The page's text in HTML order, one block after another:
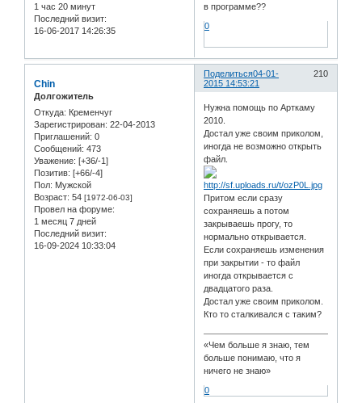
1 час 20 минут
Последний визит:
16-06-2017 14:26:35
в программе??
0
Поделиться 210
04-01-
2015 14:53:21
Chin
Долгожитель
Откуда: Кременчуг
Зарегистрирован: 22-04-2013
Приглашений: 0
Сообщений: 473
Уважение: [+36/-1]
Позитив: [+66/-4]
Пол: Мужской
Возраст: 54 [1972-06-03]
Провел на форуме:
1 месяц 7 дней
Последний визит:
16-09-2024 10:33:04
Нужна помощь по Арткаму
2010.
Достал уже своим приколом,
иногда не возможно открыть
файл.
Притом если сразу
сохраняешь а потом
закрываешь прогу, то
нормально открывается.
Если сохраняешь изменения
при закрытии - то файл
иногда открывается с
двадцатого раза.
Достал уже своим приколом.
Кто то сталкивался с таким?
«Чем больше я знаю, тем
больше понимаю, что я
ничего не знаю»
0